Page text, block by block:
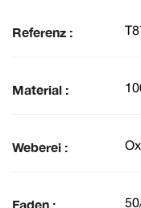
Referenz :
Material :
Weberei :
Faden :